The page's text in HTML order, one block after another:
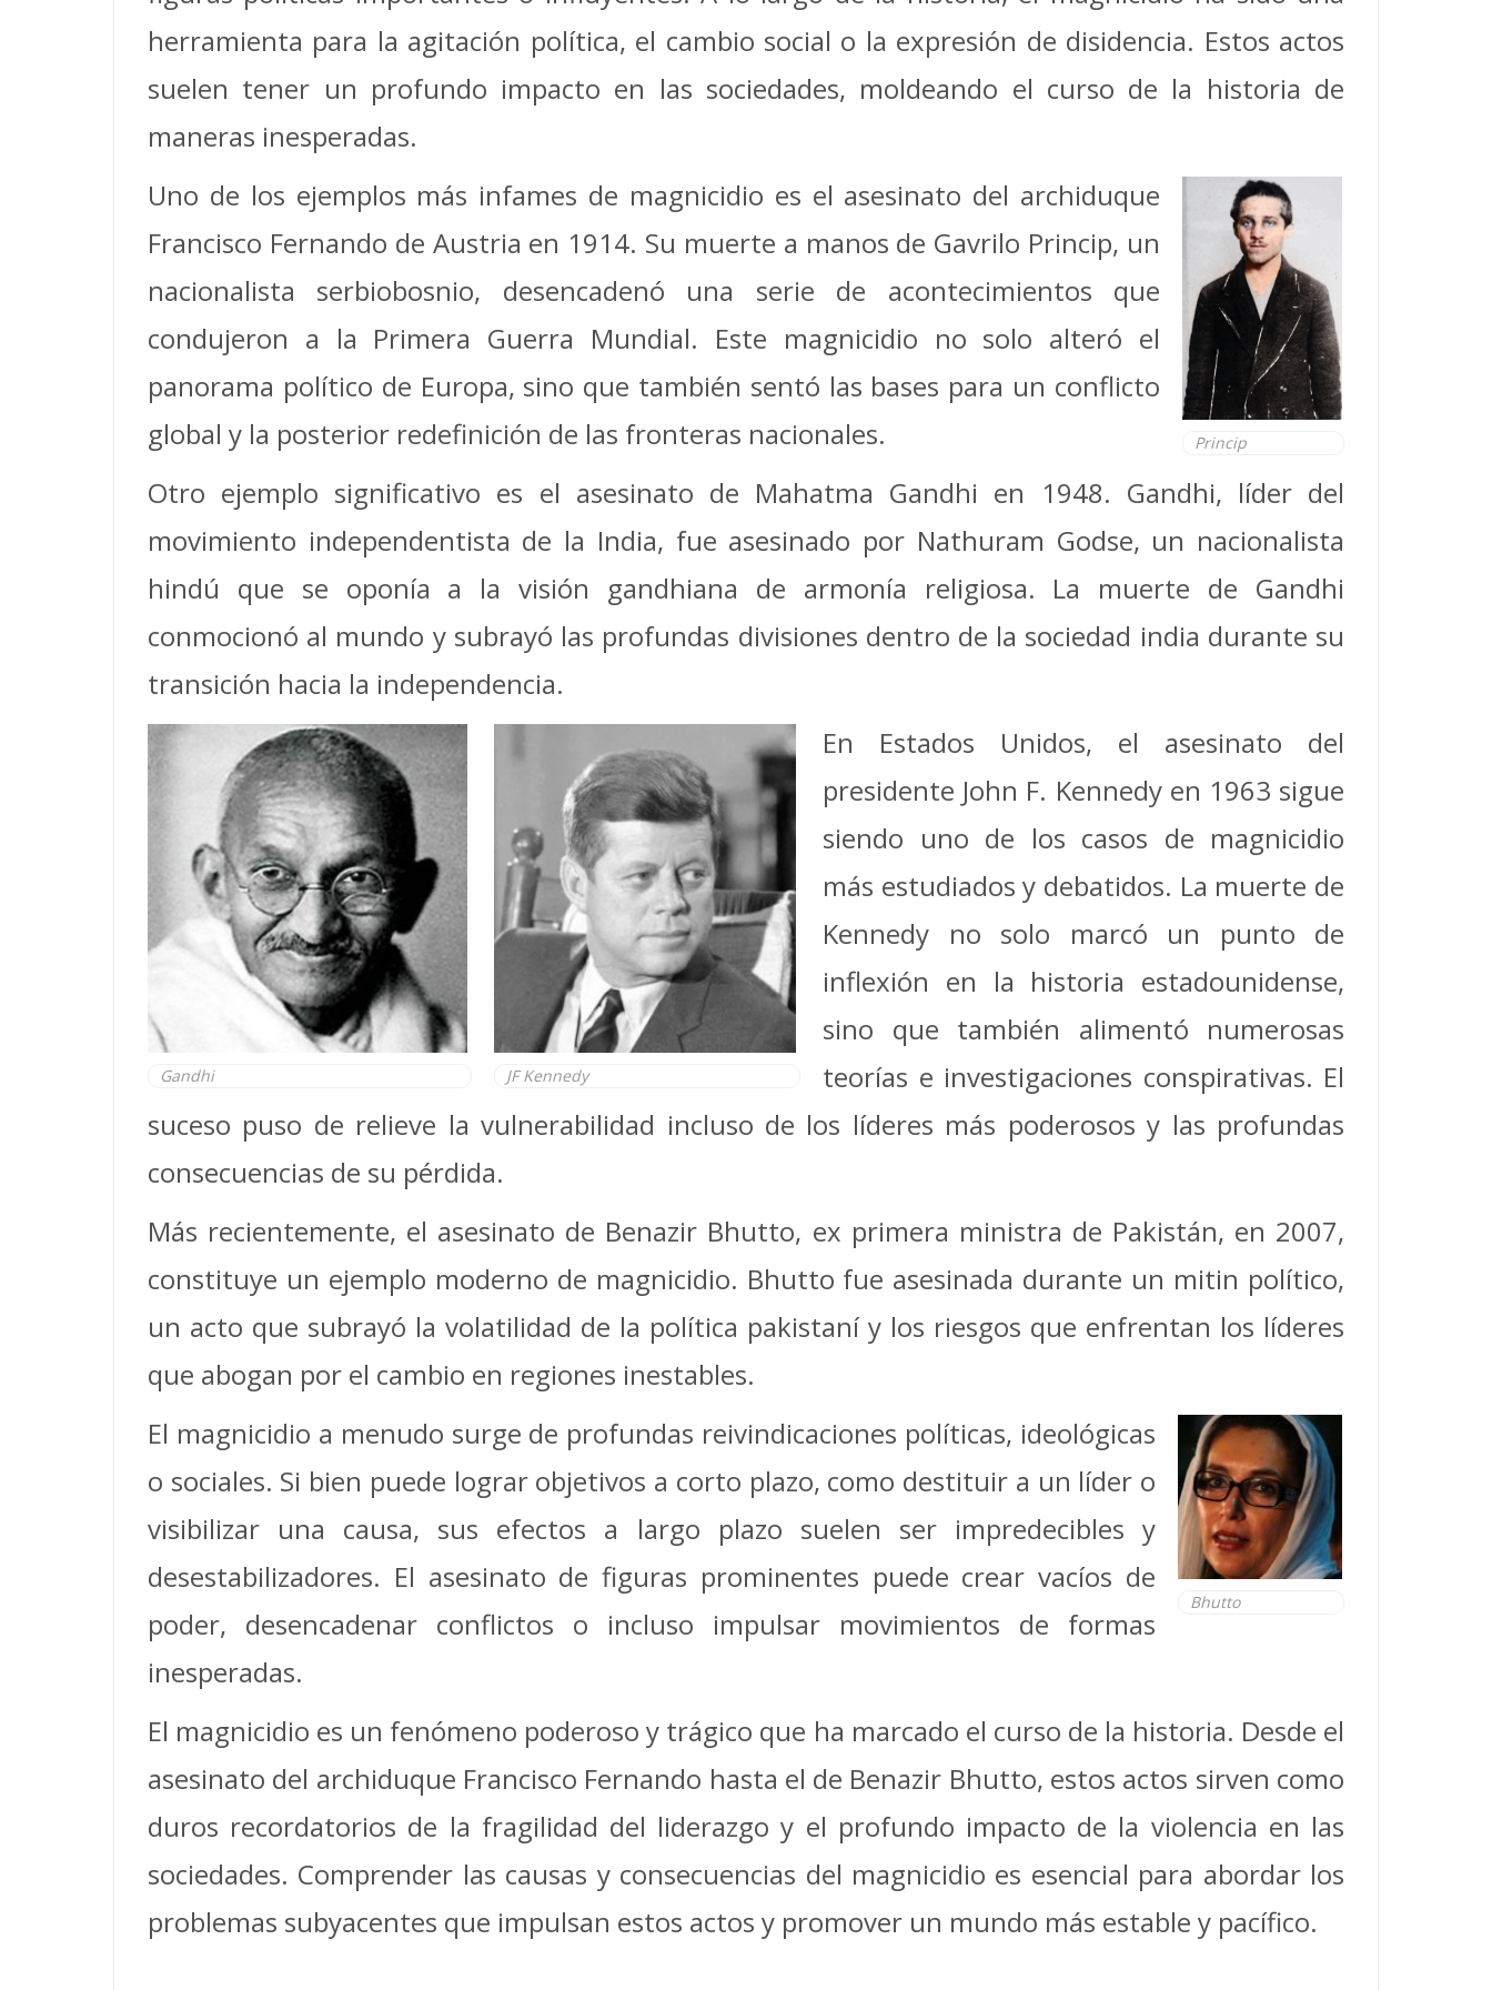
herramienta para la agitación política, el cambio social o la expresión de disidencia. Estos actos
suelen tener un profundo impacto en las sociedades, moldeando el curso de la historia de
maneras inesperadas.
Princip
Uno de los ejemplos más infames de magnicidio es el asesinato del archiduque
Francisco Fernando de Austria en 1914. Su muerte a manos de Gavrilo Princip, un
nacionalista serbiobosnio, desencadenó una serie de acontecimientos que
condujeron a la Primera Guerra Mundial. Este magnicidio no solo alteró el
panorama político de Europa, sino que también sentó las bases para un conflicto
global y la posterior redefinición de las fronteras nacionales.
Otro ejemplo significativo es el asesinato de Mahatma Gandhi en 1948. Gandhi, líder del
movimiento independentista de la India, fue asesinado por Nathuram Godse, un nacionalista
hindú que se oponía a la visión gandhiana de armonía religiosa. La muerte de Gandhi
conmocionó al mundo y subrayó las profundas divisiones dentro de la sociedad india durante su
transición hacia la independencia.
Gandhi JF Kennedy
En Estados Unidos, el asesinato del
presidente John F. Kennedy en 1963 sigue
siendo uno de los casos de magnicidio
más estudiados y debatidos. La muerte de
Kennedy no solo marcó un punto de
inflexión en la historia estadounidense,
sino que también alimentó numerosas
teorías e investigaciones conspirativas. El
suceso puso de relieve la vulnerabilidad incluso de los líderes más poderosos y las profundas
consecuencias de su pérdida.
Más recientemente, el asesinato de Benazir Bhutto, ex primera ministra de Pakistán, en 2007,
constituye un ejemplo moderno de magnicidio. Bhutto fue asesinada durante un mitin político,
un acto que subrayó la volatilidad de la política pakistaní y los riesgos que enfrentan los líderes
que abogan por el cambio en regiones inestables.
Bhutto
El magnicidio a menudo surge de profundas reivindicaciones políticas, ideológicas
o sociales. Si bien puede lograr objetivos a corto plazo, como destituir a un líder o
visibilizar una causa, sus efectos a largo plazo suelen ser impredecibles y
desestabilizadores. El asesinato de figuras prominentes puede crear vacíos de
poder, desencadenar conflictos o incluso impulsar movimientos de formas
inesperadas.
El magnicidio es un fenómeno poderoso y trágico que ha marcado el curso de la historia. Desde el
asesinato del archiduque Francisco Fernando hasta el de Benazir Bhutto, estos actos sirven como
duros recordatorios de la fragilidad del liderazgo y el profundo impacto de la violencia en las
sociedades. Comprender las causas y consecuencias del magnicidio es esencial para abordar los
problemas subyacentes que impulsan estos actos y promover un mundo más estable y pacífico.